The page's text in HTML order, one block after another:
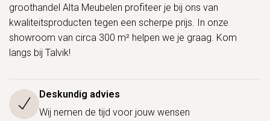
groothandel Alta Meubelen profiteer je bij ons van
kwaliteitsproducten tegen een scherpe prijs. In onze
showroom van circa 300 m² helpen we je graag. Kom
langs bij Talvik!
Deskundig advies
Wij nemen de tijd voor jouw wensen